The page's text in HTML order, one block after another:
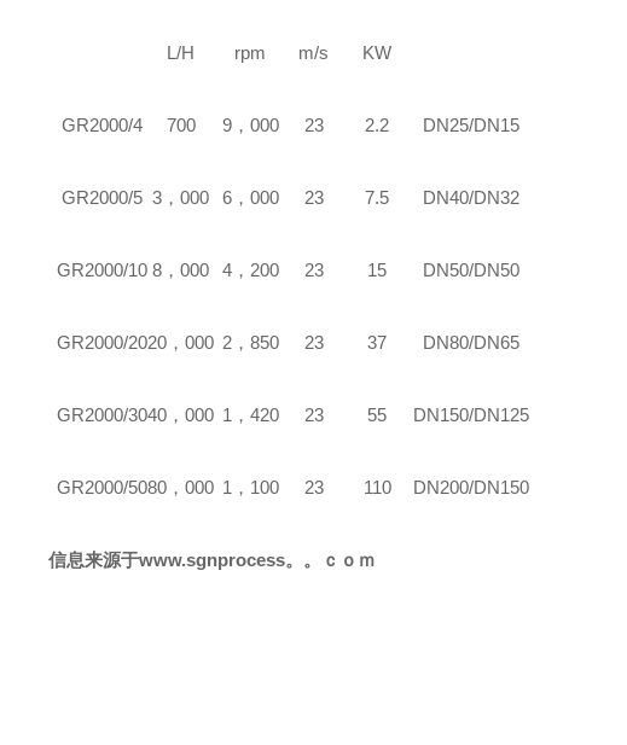
L/H rpm m/s KW
GR2000/4 700 9，000 23 2.2 DN25/DN15
GR2000/5 3，000 6，000 23 7.5 DN40/DN32
GR2000/10 8，000 4，200 23 15 DN50/DN50
GR2000/2020，000 2，850 23 37 DN80/DN65
GR2000/3040，000 1，420 23 55 DN150/DN125
GR2000/5080，000 1，100 23 110 DN200/DN150
信息来源于www.sgnprocess。。ｃｏｍ